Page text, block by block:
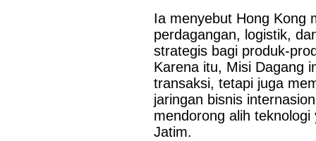
Ia menyebut Hong Kong
perdagangan, logistik,
strategis bagi produk-
Karena itu, Misi Dagang
transaksi, tetapi juga
jaringan bisnis
mendorong alih
Jatim.